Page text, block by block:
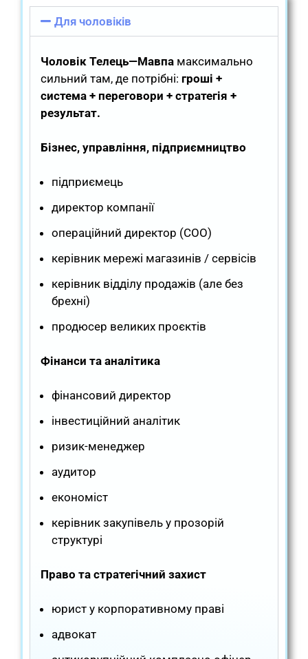
Для чоловіків
Чоловік Телець—Мавпа максимально
сильний там, де потрібні: гроші +
система + переговори + стратегія +
результат.
Бізнес, управління, підприємництво
підприємець
директор компанії
операційний директор (COO)
керівник мережі магазинів / сервісів
керівник відділу продажів (але без
брехні)
продюсер великих проєктів
Фінанси та аналітика
фінансовий директор
інвестиційний аналітик
ризик-менеджер
аудитор
економіст
керівник закупівель у прозорій
структурі
Право та стратегічний захист
юрист у корпоративному праві
адвокат